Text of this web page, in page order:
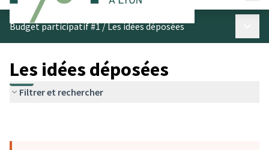
Budget participatif #1/Les idées déposées
Les idées déposées
Filtrer et rechercher